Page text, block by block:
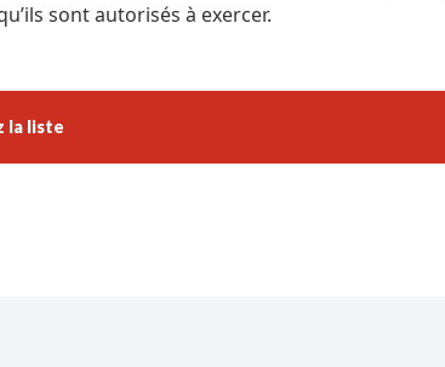
sont autorisés à exercer.
la liste